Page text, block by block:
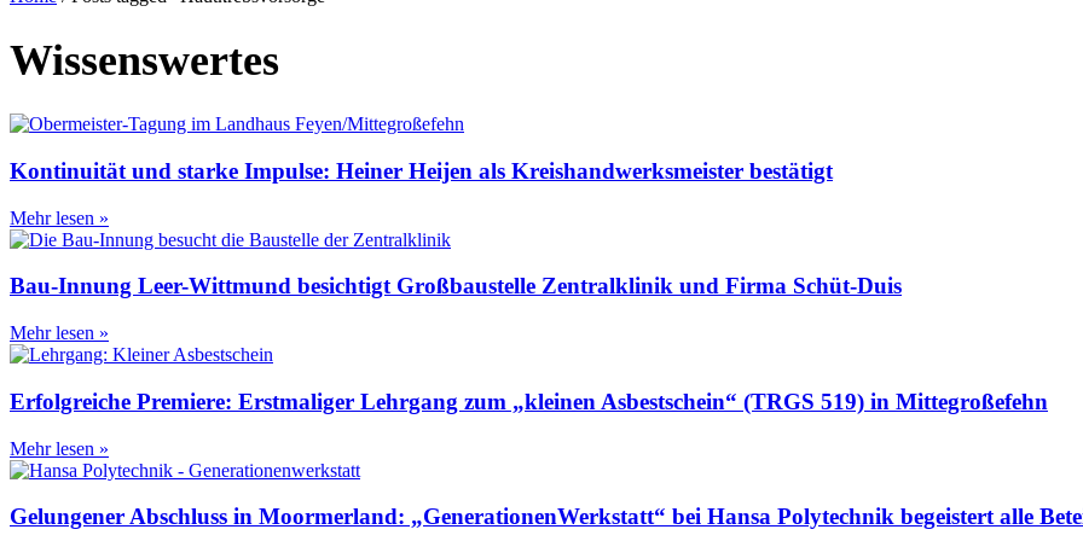
Wissenswertes
Kontinuität und starke Impulse: Heiner Heijen als Kreishandwerksmeister bestätigt
Mehr lesen »
Bau-Innung Leer-Wittmund besichtigt Großbaustelle Zentralklinik und Firma Schüt-Duis
Mehr lesen »
Erfolgreiche Premiere: Erstmaliger Lehrgang zum „kleinen Asbestschein“ (TRGS 519) in Mittegroßefehn
Mehr lesen »
Gelungener Abschluss in Moormerland: „GenerationenWerkstatt“ bei Hansa Polytechnik begeistert alle